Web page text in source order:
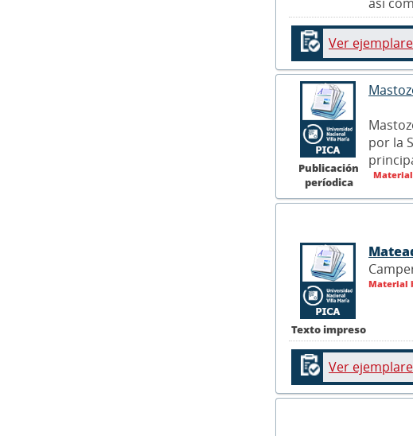
Ver
Publicación
períodica
por la
Texto impreso
Material
Ver